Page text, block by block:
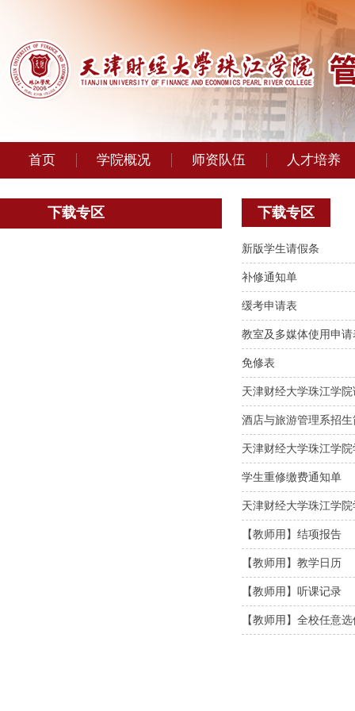
首页 学院概况 师资队伍 人才培养
下载专区 下载专区
新版学生请假条
补修通知单
缓考申请表
教室及多媒体使用申请
免修表
天津财经大学珠江学
酒店与旅游管理系招生
天津财经大学珠江学
学生重修缴费通知单
天津财经大学珠江学
【教师用】结项报告
【教师用】教学日历
【教师用】听课记录
【教师用】全校任意